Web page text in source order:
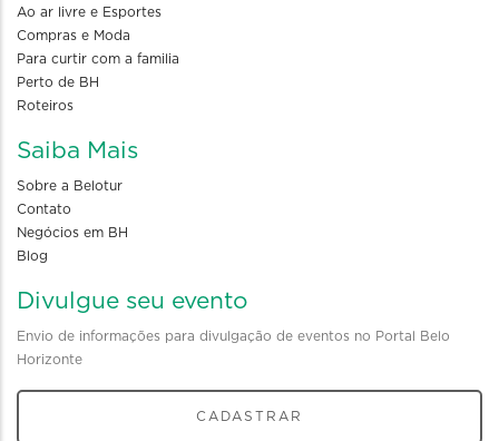
Ao ar livre e Esportes
Compras e Moda
Para curtir com a familia
Perto de BH
Roteiros
Saiba Mais
Sobre a Belotur
Contato
Negócios em BH
Blog
Divulgue seu evento
Envio de informações para divulgação de eventos no Portal Belo
Horizonte
CADASTRAR